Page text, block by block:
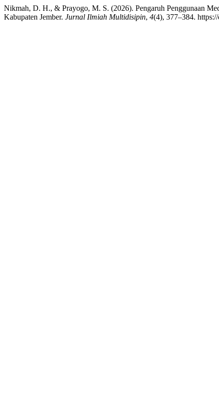
Nikmah, D. H., & Prayogo, M. S. (2026). Pengaruh Penggunaan
Kabupaten Jember. Jurnal Ilmiah Multidisipin, 4(4), 377–384.